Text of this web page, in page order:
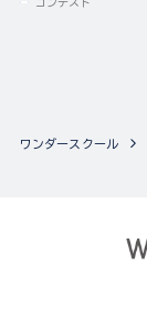
コンテスト
ワンダースクール